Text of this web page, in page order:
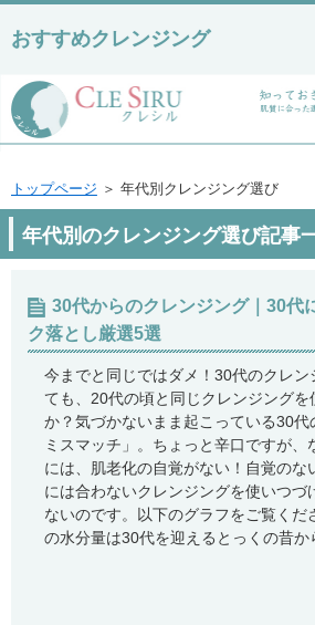
おすすめクレンジング
トップページ ＞ 年代別クレンジング選び
年代別のクレンジング選び記事
30代からのクレンジング｜30代
ク落とし厳選5選
今までと同じではダメ！30代のクレン
ても、20代の頃と同じクレンジングを
か？気づかないまま起こっている30代
ミスマッチ」。ちょっと辛口ですが、
には、肌老化の自覚がない！自覚のな
には合わないクレンジングを使いつづ
ないのです。以下のグラフをご覧くだ
の水分量は30代を迎えるとっくの昔か